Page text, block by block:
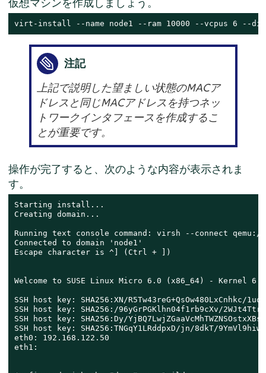
virt-install --name node1 --ram 10000 --vcpus 6 --
注記
上記で説明した望ましい状態のMACア
ドレスと同じMACアドレスを持つネッ
トワークインタフェースを作成するこ
とが重要です。
操作が完了すると、次のような内容が表示されま
す。
Starting install...
Creating domain...
Running text console command: virsh --connect
Connected to domain 'node1'
Escape character is ^] (Ctrl + ])
Welcome to SUSE Linux Micro 6.0 (x86_64) - Kernel
SSH host key: SHA256:XN/R5Tw43reG+QsOw480LxCnhkc/
SSH host key: SHA256:/96yGrPGKlhn04f1rb9cXv/
SSH host key: SHA256:Dy/
SSH host key: SHA256:TNGqY1LRddpxD/jn/8dkT/
eth0: 192.168.122.50
eth1: